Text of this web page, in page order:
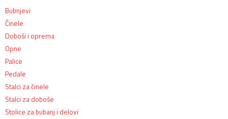
Bubnjevi
Činele
Doboši i oprema
Opne
Palice
Pedale
Stalci za činele
Stalci za doboše
Stolice za bubanj i delovi